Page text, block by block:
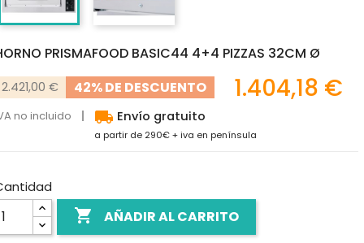
PRISMAFOOD BASIC44 4+4 PIZZAS 32CM Ø
2.421,00 € 42% DE DESCUENTO 1.404,18 €
no incluido local_shipping Envío gratuito
a partir de 290€ + iva en península
 AÑADIR AL CARRITO